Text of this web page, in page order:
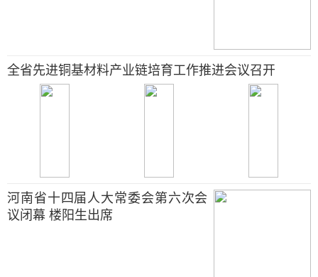
全省先进铜基材料产业链培育工作推进会议召开
河南省十四届人大常委会第六次会
议闭幕 楼阳生出席